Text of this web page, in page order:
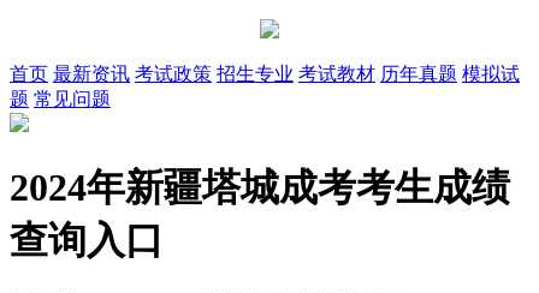
首页 最新资讯 考试政策 招生专业 考试教材 历年真题 模拟试
题 常见问题
2024年新疆塔城成考考生成绩
查询入口